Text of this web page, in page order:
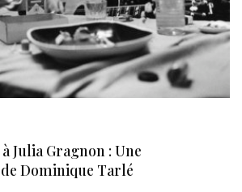
Julia Gragnon : Une
Dominique Tarlé